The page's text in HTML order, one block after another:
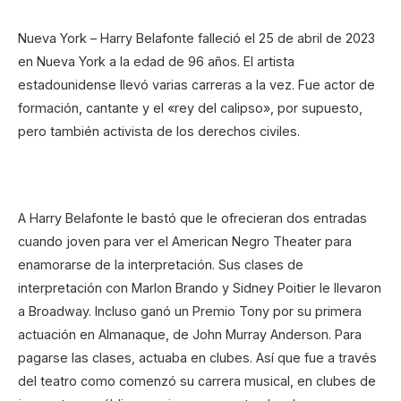
Nueva York – Harry Belafonte falleció el 25 de abril de 2023
en Nueva York a la edad de 96 años. El artista
estadounidense llevó varias carreras a la vez. Fue actor de
formación, cantante y el «rey del calipso», por supuesto,
pero también activista de los derechos civiles.
A Harry Belafonte le bastó que le ofrecieran dos entradas
cuando joven para ver el American Negro Theater para
enamorarse de la interpretación. Sus clases de
interpretación con Marlon Brando y Sidney Poitier le llevaron
a Broadway. Incluso ganó un Premio Tony por su primera
actuación en Almanaque, de John Murray Anderson. Para
pagarse las clases, actuaba en clubes. Así que fue a través
del teatro como comenzó su carrera musical, en clubes de